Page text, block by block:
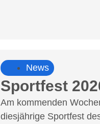
News
Sportfest
Am kommenden
diesjährige Sportfest